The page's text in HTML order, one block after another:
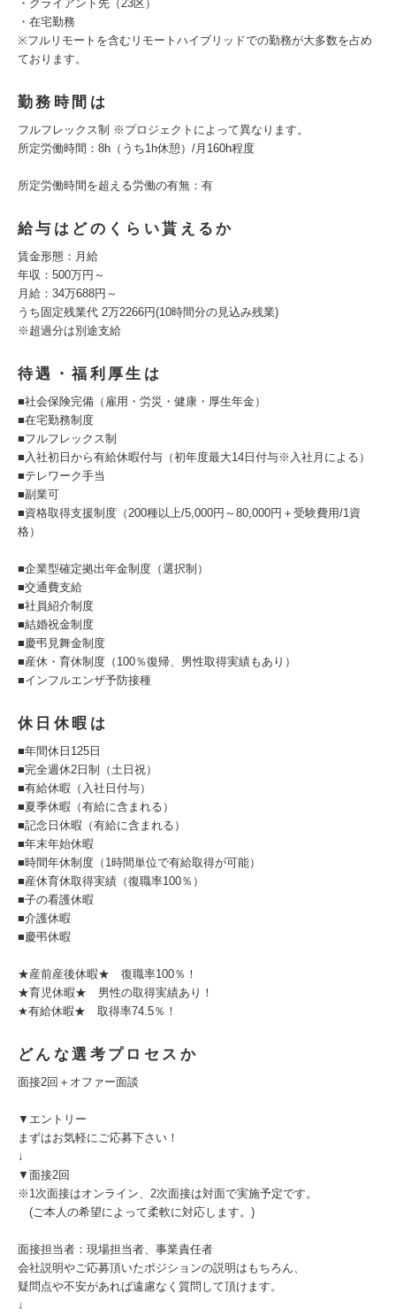
・クライアント先（23区）
・在宅勤務
※フルリモートを含むリモートハイブリッドでの勤務が大多数を占め
ております。
勤務時間は
フルフレックス制 ※プロジェクトによって異なります。
所定労働時間：8h（うち1h休憩）/月160h程度
所定労働時間を超える労働の有無：有
給与はどのくらい貰えるか
賃金形態：月給
年収：500万円～
月給：34万688円～
うち固定残業代 2万2266円(10時間分の見込み残業)
※超過分は別途支給
待遇・福利厚生は
■社会保険完備（雇用・労災・健康・厚生年金）
■在宅勤務制度
■フルフレックス制
■入社初日から有給休暇付与（初年度最大14日付与※入社月による）
■テレワーク手当
■副業可
■資格取得支援制度（200種以上/5,000円～80,000円＋受験費用/1資
格）
■企業型確定拠出年金制度（選択制）
■交通費支給
■社員紹介制度
■結婚祝金制度
■慶弔見舞金制度
■産休・育休制度（100％復帰、男性取得実績もあり）
■インフルエンザ予防接種
休日休暇は
■年間休日125日
■完全週休2日制（土日祝）
■有給休暇（入社日付与）
■夏季休暇（有給に含まれる）
■記念日休暇（有給に含まれる）
■年末年始休暇
■時間年休制度（1時間単位で有給取得が可能）
■産休育休取得実績（復職率100％）
■子の看護休暇
■介護休暇
■慶弔休暇
★産前産後休暇★ 復職率100％！
★育児休暇★ 男性の取得実績あり！
★有給休暇★ 取得率74.5％！
どんな選考プロセスか
面接2回＋オファー面談
▼エントリー
まずはお気軽にご応募下さい！
↓
▼面接2回
※1次面接はオンライン、2次面接は対面で実施予定です。
(ご本人の希望によって柔軟に対応します。)
面接担当者：現場担当者、事業責任者
会社説明やご応募頂いたポジションの説明はもちろん、
疑問点や不安があれば遠慮なく質問して頂けます。
↓